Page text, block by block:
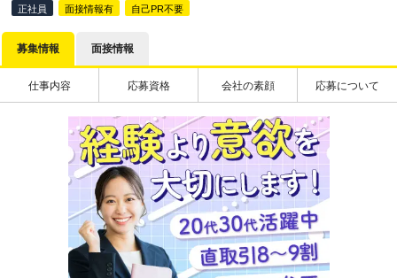
正社員 面接情報有 自己PR不要
募集情報 面接情報
仕事内容 応募資格 会社の素顔 応募について